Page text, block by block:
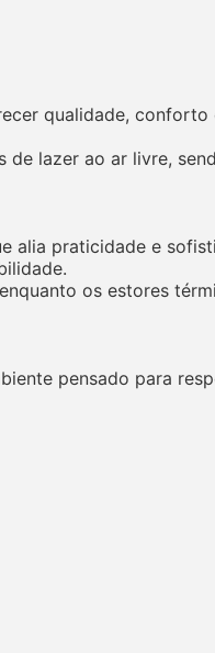
qualidade, conforto
lazer ao ar livre,
alia praticidade e
os estores
pensado para